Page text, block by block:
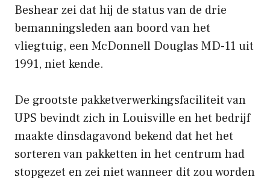
Beshear zei dat hij de status van de drie
bemanningsleden aan boord van het
vliegtuig, een McDonnell Douglas MD-11 uit
1991, niet kende.
De grootste pakketverwerkingsfaciliteit van
UPS bevindt zich in Louisville en het bedrijf
maakte dinsdagavond bekend dat het het
sorteren van pakketten in het centrum had
stopgezet en zei niet wanneer dit zou worden